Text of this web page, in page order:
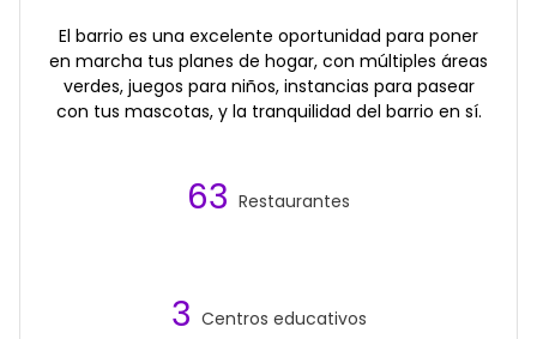
El barrio es una excelente oportunidad para poner
en marcha tus planes de hogar, con múltiples áreas
verdes, juegos para niños, instancias para pasear
con tus mascotas, y la tranquilidad del barrio en sí.
63 Restaurantes
3 Centros educativos